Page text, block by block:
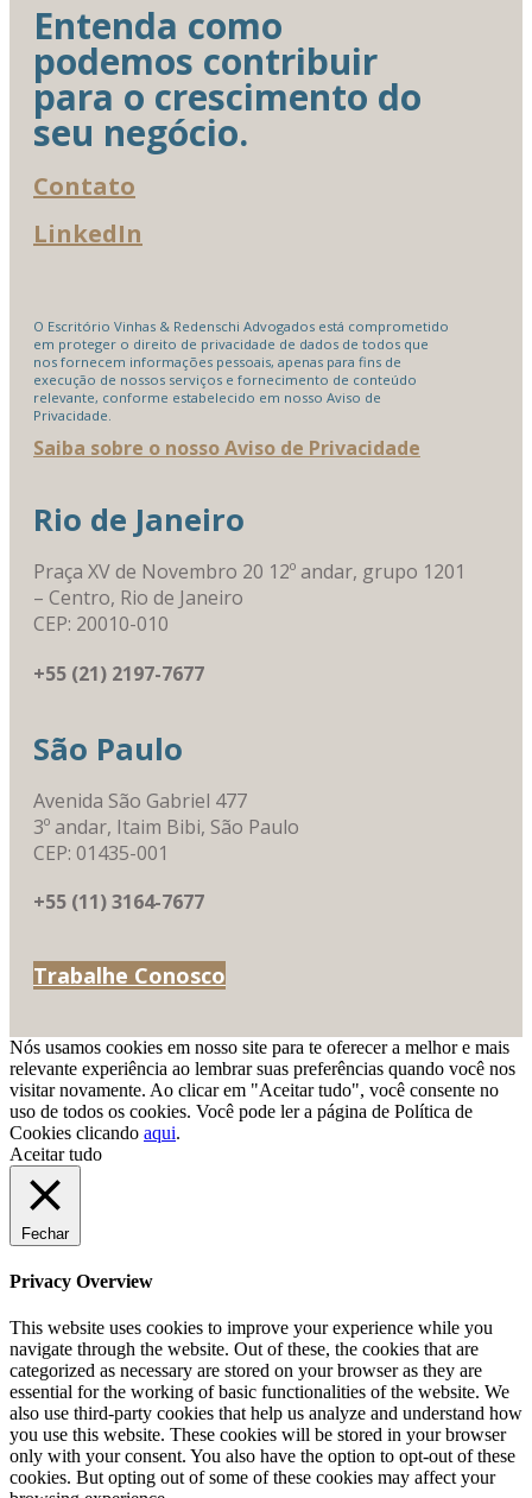
Entenda como
podemos contribuir
para o crescimento do
seu negócio.
Contato
LinkedIn
O Escritório Vinhas & Redenschi Advogados está comprometido
em proteger o direito de privacidade de dados de todos que
nos fornecem informações pessoais, apenas para fins de
execução de nossos serviços e fornecimento de conteúdo
relevante, conforme estabelecido em nosso Aviso de
Privacidade.
Saiba sobre o nosso Aviso de Privacidade
Rio de Janeiro
Praça XV de Novembro 20 12º andar, grupo 1201
– Centro, Rio de Janeiro
CEP: 20010-010
+55 (21) 2197-7677
São Paulo
Avenida São Gabriel 477
3º andar, Itaim Bibi, São Paulo
CEP: 01435-001
+55 (11) 3164-7677
Trabalhe Conosco
Nós usamos cookies em nosso site para te oferecer a melhor e mais
relevante experiência ao lembrar suas preferências quando você nos
visitar novamente. Ao clicar em "Aceitar tudo", você consente no
uso de todos os cookies. Você pode ler a página de Política de
Cookies clicando aqui.
Aceitar tudo
Fechar
Privacy Overview
This website uses cookies to improve your experience while you
navigate through the website. Out of these, the cookies that are
categorized as necessary are stored on your browser as they are
essential for the working of basic functionalities of the website. We
also use third-party cookies that help us analyze and understand how
you use this website. These cookies will be stored in your browser
only with your consent. You also have the option to opt-out of these
cookies. But opting out of some of these cookies may affect your